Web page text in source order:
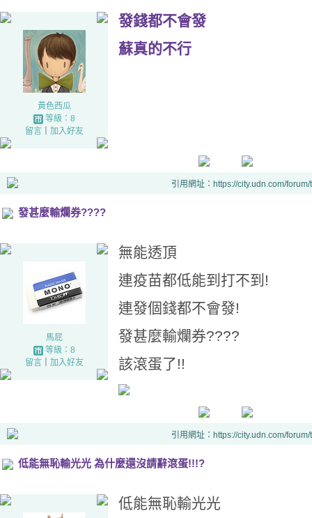
黃色西瓜
等級：8
留言｜ 加入好友
發錢都不會發
蘇真的不行
引用網址：https://city.udn.com/
發甚麼輸爛券????
馬屁
等級：8
留言｜ 加入好友
無能透頂
連疫苗都低能到打不到!
連發個錢都不會發!
發甚麼輸爛券????
該滾蛋了!!
引用網址：https://city.udn.com/
低能無恥輸光光 為什麼還沒請辭滾蛋!!!?
低能無恥輸光光